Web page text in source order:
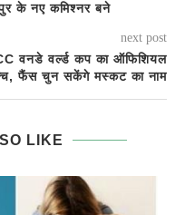
के नए कमिश्नर बने
next post
वनडे वर्ल्ड कप का ऑफिशियल
फैंस चुन सकेंगे मस्कट का नाम
LIKE